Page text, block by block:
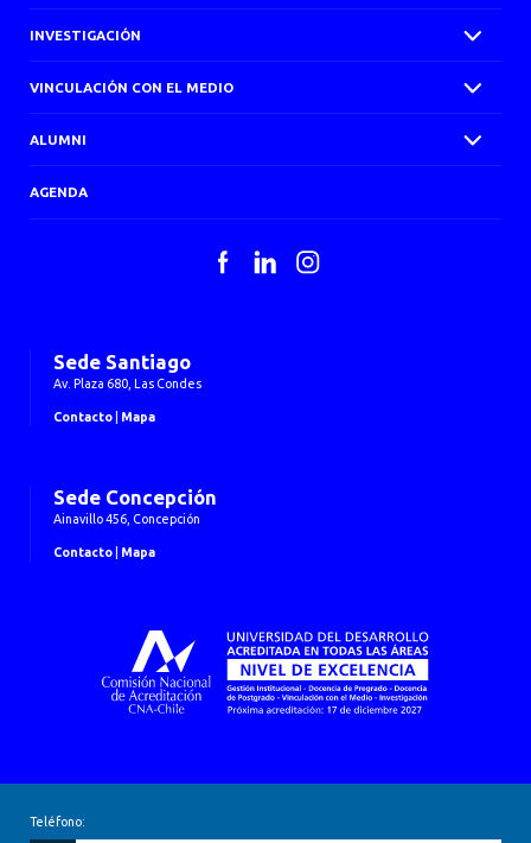
INVESTIGACIÓN
VINCULACIÓN CON EL MEDIO
ALUMNI
AGENDA
FacebookLinkedInInstagram
Sede Santiago
Av. Plaza 680, Las Condes
Contacto Mapa
Sede Concepción
Ainavillo 456, Concepción
Contacto Mapa
Teléfono: